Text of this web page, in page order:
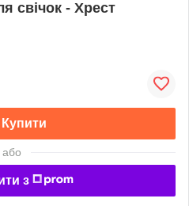
свічок - Хрест
Купити
або
з